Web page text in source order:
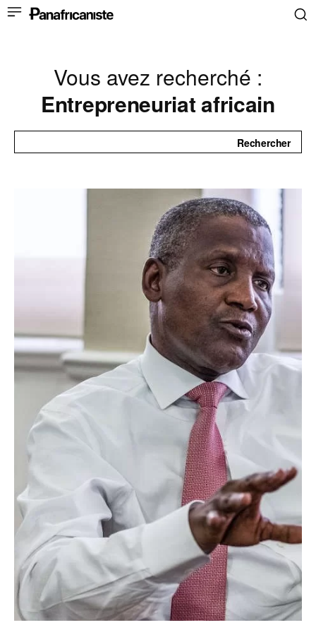
Vous avez recherché :
Entrepreneuriat africain
Rechercher